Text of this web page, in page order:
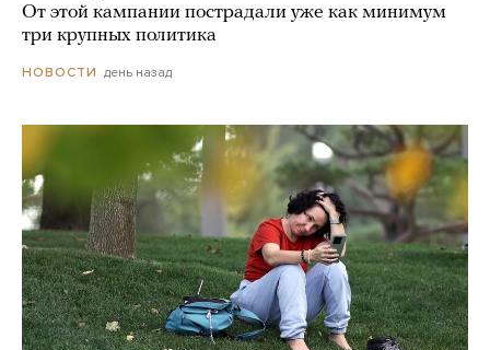
От этой кампании пострадали уже как минимум
три крупных политика
НОВОСТИ день назад